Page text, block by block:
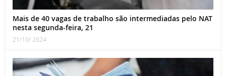
Mais de 40 vagas de trabalho são intermediadas pelo NAT
nesta segunda-feira, 21
21/10/ 2024